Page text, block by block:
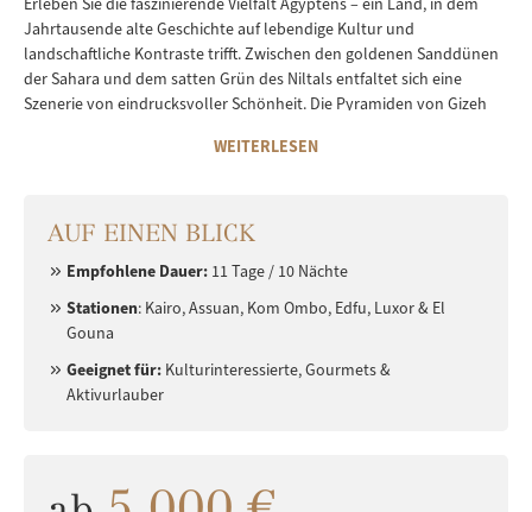
Erleben Sie die faszinierende Vielfalt Ägyptens – ein Land, in dem
Jahrtausende alte Geschichte auf lebendige Kultur und
landschaftliche Kontraste trifft. Zwischen den goldenen Sanddünen
der Sahara und dem satten Grün des Niltals entfaltet sich eine
Szenerie von eindrucksvoller Schönheit. Die Pyramiden von Gizeh
erzählen von einer der ältesten Hochkulturen der Welt. Gleichzeitig
besticht mit seinen türkisfarbenen Buchten und farbenprächtigen
mit Beduinen – Ägypten ist ein Land voller Kontraste, Magie und
zeitloser Faszination, das mit außergewöhnlichen Erlebnissen und
seiner einzigartigen Atmosphäre lange in Erinnerung bleibt.
WEITERLESEN
AUF EINEN BLICK
Empfohlene Dauer: 11 Tage / 10 Nächte
Stationen: Kairo, Assuan, Kom Ombo, Edfu, Luxor & El
Gouna
Geeignet für: Kulturinteressierte, Gourmets &
Aktivurlauber